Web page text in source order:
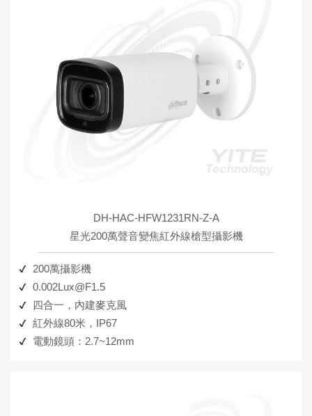
DH-HAC-HFW1231RN-Z-A
星光200萬聲音變焦紅外線槍型攝影機
200萬攝影機
0.002Lux@F1.5
四合一，內建麥克風
紅外線80米，IP67
電動鏡頭：2.7~12mm